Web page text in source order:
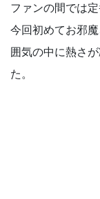
ファンの間では定
今回初めてお邪
囲気の中に熱さ
た。